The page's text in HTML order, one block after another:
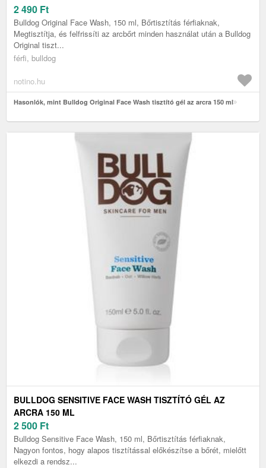
2 490 Ft
Bulldog Original Face Wash, 150 ml, Bőrtisztítás férfiaknak,
Megtisztítja, és felfrissíti az arcbőrt minden használat után a Bulldog
Original tiszt...
férfi, bulldog
notino.hu
Hasonlók, mint Bulldog Original Face Wash tisztító gél az arcra 150 ml
BULLDOG SENSITIVE FACE WASH TISZTÍTÓ GÉL AZ
ARCRA 150 ML
2 500 Ft
Bulldog Sensitive Face Wash, 150 ml, Bőrtisztítás férfiaknak,
Nagyon fontos, hogy alapos tisztítással előkészítse a bőrét, mielőtt
elkezdi a rendsz...